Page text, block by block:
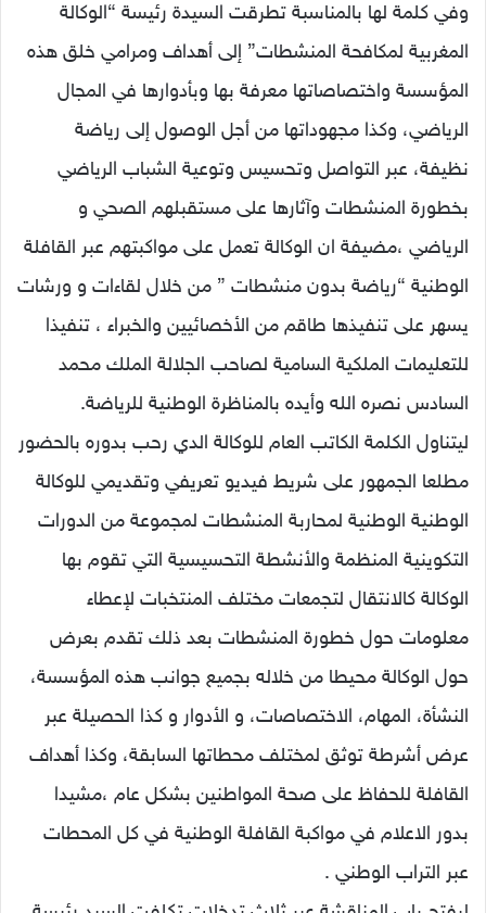
وفي كلمة لها بالمناسبة تطرقت السيدة رئيسة “الوكالة
المغربية لمكافحة المنشطات” إلى أهداف ومرامي خلق هذه
المؤسسة واختصاصاتها معرفة بها وبأدوارها في المجال
الرياضي، وكذا مجهوداتها من أجل الوصول إلى رياضة
نظيفة، عبر التواصل وتحسيس وتوعية الشباب الرياضي
بخطورة المنشطات وآثارها على مستقبلهم الصحي و
الرياضي ،مضيفة ان الوكالة تعمل على مواكبتهم عبر القافلة
الوطنية “رياضة بدون منشطات ” من خلال لقاءات و ورشات
يسهر على تنفيذها طاقم من الأخصائيين والخبراء ، تنفيذا
للتعليمات الملكية السامية لصاحب الجلالة الملك محمد
السادس نصره الله وأيده بالمناظرة الوطنية للرياضة.
ليتناول الكلمة الكاتب العام للوكالة الدي رحب بدوره بالحضور
مطلعا الجمهور على شريط فيديو تعريفي وتقديمي للوكالة
الوطنية الوطنية لمحاربة المنشطات لمجموعة من الدورات
التكوينية المنظمة والأنشطة التحسيسية التي تقوم بها
الوكالة كالانتقال لتجمعات مختلف المنتخبات لإعطاء
معلومات حول خطورة المنشطات بعد ذلك تقدم بعرض
حول الوكالة محيطا من خلاله بجميع جوانب هذه المؤسسة،
النشأة، المهام، الاختصاصات، و الأدوار و كذا الحصيلة عبر
عرض أشرطة توثق لمختلف محطاتها السابقة، وكذا أهداف
القافلة للحفاظ على صحة المواطنين بشكل عام ،مشيدا
بدور الاعلام في مواكبة القافلة الوطنية في كل المحطات
عبر التراب الوطني .